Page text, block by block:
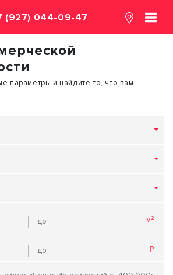
(927) 044-09-47
параметры и найдите то, что вам